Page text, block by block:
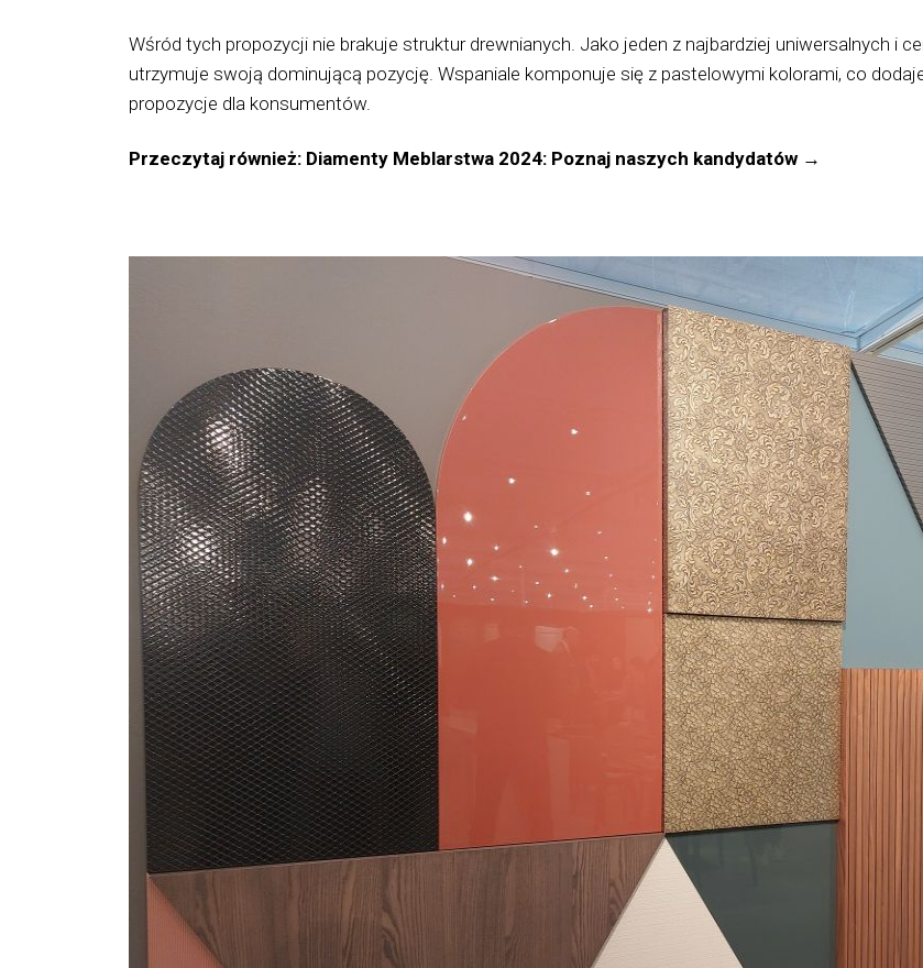
Wśród tych propozycji nie brakuje struktur drewnianych. Jako jeden z najbardziej uniwersalnych i
utrzymuje swoją dominującą pozycję. Wspaniale komponuje się z pastelowymi kolorami, co
propozycje dla konsumentów.
Przeczytaj również: Diamenty Meblarstwa 2024: Poznaj naszych kandydatów →